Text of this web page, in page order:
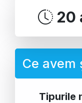
20
Ce avem
Tipurile